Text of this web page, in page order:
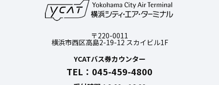
〒220-0011
横浜市西区高島2-19-12 スカイビル1F
YCATバス券カウンター
TEL：045-459-4800